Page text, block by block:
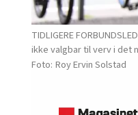
TIDLIGERE
ikke valgbar til verv i det
Roy Ervin Solstad